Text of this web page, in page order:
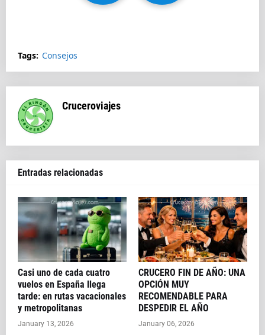
Tags: Consejos
Cruceroviajes
Entradas relacionadas
Casi uno de cada cuatro
vuelos en España llega
tarde: en rutas vacacionales
y metropolitanas
January 13, 2026
CRUCERO FIN DE AÑO: UNA
OPCIÓN MUY
RECOMENDABLE PARA
DESPEDIR EL AÑO
January 06, 2026